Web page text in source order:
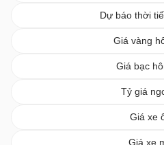
Dự báo thời
Giá vàng
Giá bạc
Tỷ giá
Giá xe
Giá xe